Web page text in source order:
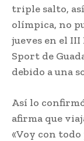
triple salto,
olímpica, no
jueves en el
Sport de
debido a una
Así lo
afirma que
«Voy con